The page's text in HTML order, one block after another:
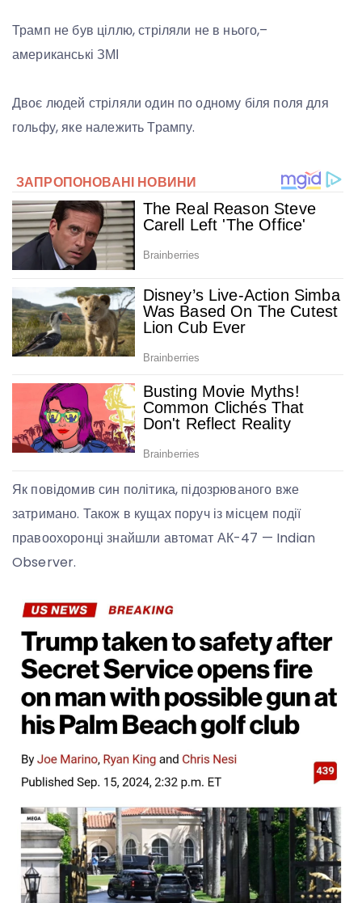
Трамп не був ціллю, стріляли не в нього,–
американські ЗМІ
Двоє людей стріляли один по одному біля поля для
гольфу, яке належить Трампу.
Як повідомив син політика, підозрюваного вже
затримано. Також в кущах поруч із місцем події
правоохоронці знайшли автомат АК-47 — Indian
Observer.